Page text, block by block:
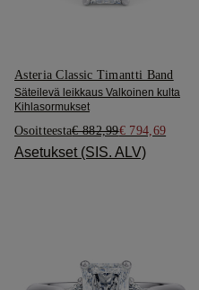
Asteria Classic Timantti Band
Säteilevä leikkaus Valkoinen kulta
Kihlasormukset
Osoitteesta€ 882,99€ 794,69
Asetukset (SIS. ALV)